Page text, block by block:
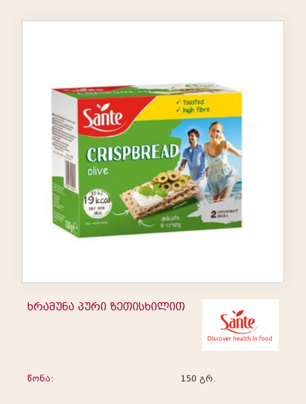
ხრამუნა პური ზეთისხილით
წონა: 150 გრ.